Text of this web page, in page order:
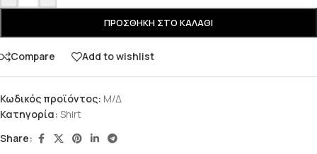
ΠΡΟΣΘΉΚΗ ΣΤΟ ΚΑΛΆΘΙ
Compare Add to wishlist
Κωδικός προϊόντος: Μ/Δ
Κατηγορία: Shirt
Share: